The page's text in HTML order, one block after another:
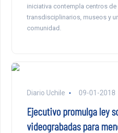
iniciativa contempla centros
transdisciplinarios, museos y
comunidad.
Diario Uchile 09-01-2018
Ejecutivo promulga ley
videograbadas para